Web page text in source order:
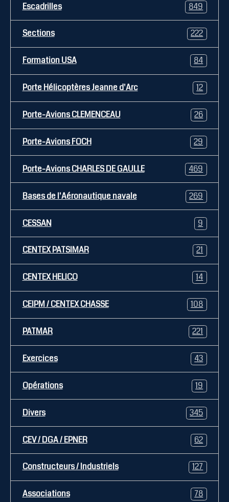
Escadrilles 849
Sections 222
Formation USA 84
Porte Hélicoptères Jeanne d'Arc 12
Porte-Avions CLEMENCEAU 26
Porte-Avions FOCH 29
Porte-Avions CHARLES DE GAULLE 469
Bases de l'Aéronautique navale 269
CESSAN 9
CENTEX PATSIMAR 21
CENTEX HELICO 14
CEIPM / CENTEX CHASSE 108
PATMAR 221
Exercices 43
Opérations 19
Divers 345
CEV / DGA / EPNER 62
Constructeurs / Industriels 127
Associations 78